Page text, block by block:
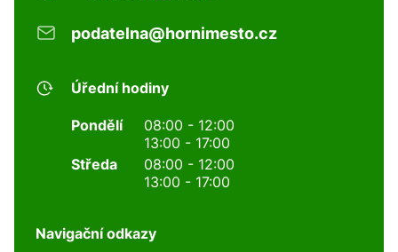
podatelna@hornimesto.cz
Úřední hodiny
Pondělí
08:00 - 12:00
13:00 - 17:00
Středa
08:00 - 12:00
13:00 - 17:00
Navigační odkazy